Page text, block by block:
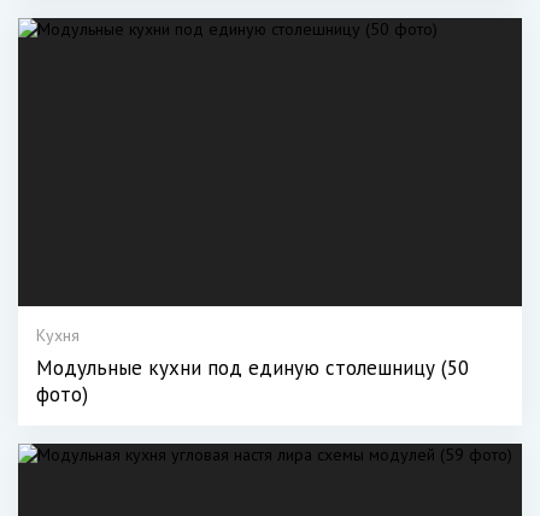
Кухня
Модульные кухни под единую столешницу (50
фото)